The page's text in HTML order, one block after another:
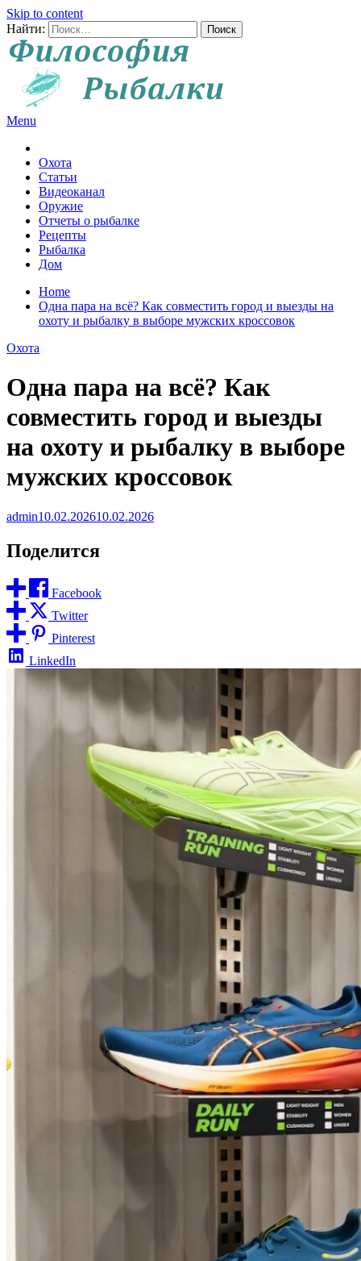
Skip to content
Найти:
Menu
Охота
Статьи
Видеоканал
Оружие
Отчеты о рыбалке
Рецепты
Рыбалка
Дом
Home
Одна пара на всё? Как совместить город и выезды на
охоту и рыбалку в выборе мужских кроссовок
Охота
Одна пара на всё? Как
совместить город и выезды
на охоту и рыбалку в выборе
мужских кроссовок
admin10.02.202610.02.2026
Поделится
Facebook
Twitter
Pinterest
LinkedIn